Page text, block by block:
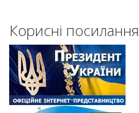
Корисні посилання